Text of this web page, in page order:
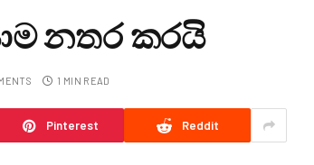
නතර කරයි
1 MIN READ
Pinterest Reddit